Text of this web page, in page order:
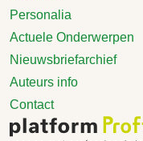
Personalia
Actuele Onderwerpen
Nieuwsbriefarchief
Auteurs info
Contact